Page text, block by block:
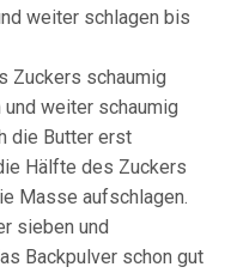
weiter schlagen bis
Zuckers schaumig
und weiter schaumig
die Butter erst
Hälfte des Zuckers
Masse aufschlagen.
sieben und
Backpulver schon gut